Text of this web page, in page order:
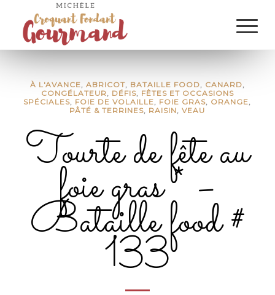
À L'AVANCE, ABRICOT, BATAILLE FOOD, CANARD,
CONGÉLATEUR, DÉFIS, FÊTES ET OCCASIONS
SPÉCIALES, FOIE DE VOLAILLE, FOIE GRAS, ORANGE,
PÂTÉ & TERRINES, RAISIN,VEAU
Tourte de fête au
foie gras * –
Bataille food #
133